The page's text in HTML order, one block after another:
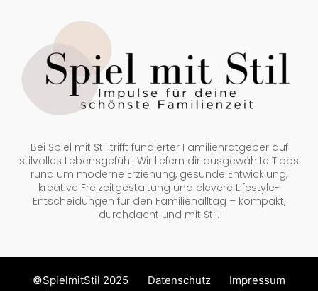
Bei Spiel mit Stil trifft fundierter Familienratgeber auf
stilvolles Lebensgefühl: Wir liefern dir ausgewählte Tipps
rund um moderne Erziehung, gesunde Entwicklung,
kreative Freizeitgestaltung und clevere Lifestyle-
Entscheidungen für den Familienalltag – kompakt,
durchdacht und mit Stil.
©SpielmitStil 2025 Datenschutz Impressum